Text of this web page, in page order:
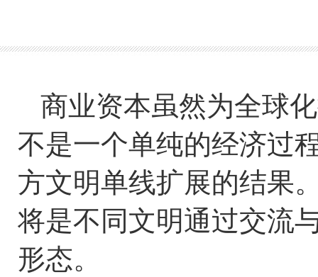
商业资本虽然为全球
不是一个单纯的经济过
方文明单线扩展的结果
将是不同文明通过交流
形态。